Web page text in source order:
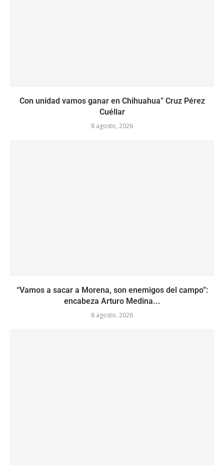
Con unidad vamos ganar en Chihuahua” Cruz Pérez
Cuéllar
8 agosto, 2026
“Vamos a sacar a Morena, son enemigos del campo”:
encabeza Arturo Medina...
8 agosto, 2026